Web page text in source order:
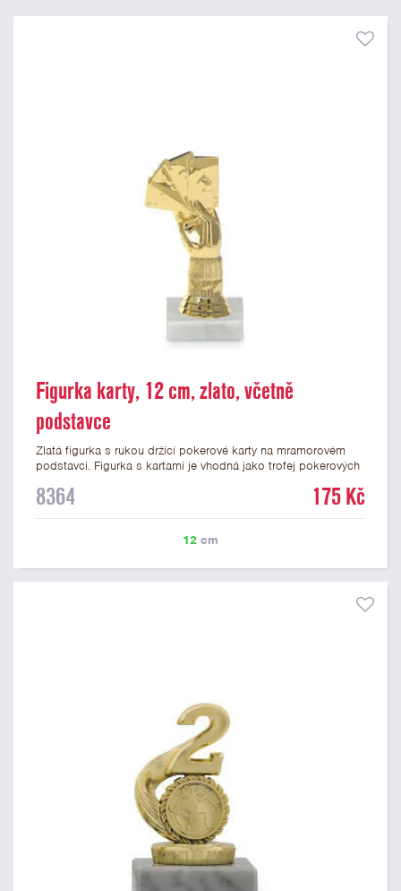
Figurka karty, 12 cm, zlato, včetně
podstavce
Zlatá figurka s rukou držící pokerové karty na mramorovém
podstavci. Figurka s kartami je vhodná jako trofej pokerových
podstavec lze umístit laserový štítek nebo lesklý papírový
8364 175 Kč
12 cm